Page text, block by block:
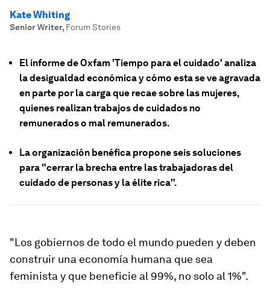
Kate Whiting
Senior Writer, Forum Stories
El informe de Oxfam 'Tiempo para el cuidado' analiza
la desigualdad económica y cómo esta se ve agravada
en parte por la carga que recae sobre las mujeres,
quienes realizan trabajos de cuidados no
remunerados o mal remunerados.
La organización benéfica propone seis soluciones
para "cerrar la brecha entre las trabajadoras del
cuidado de personas y la élite rica".
"Los gobiernos de todo el mundo pueden y deben
construir una economía humana que sea
feminista y que beneficie al 99%, no solo al 1%".